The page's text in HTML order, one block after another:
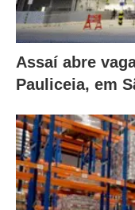
Assaí abre
Pauliceia, em